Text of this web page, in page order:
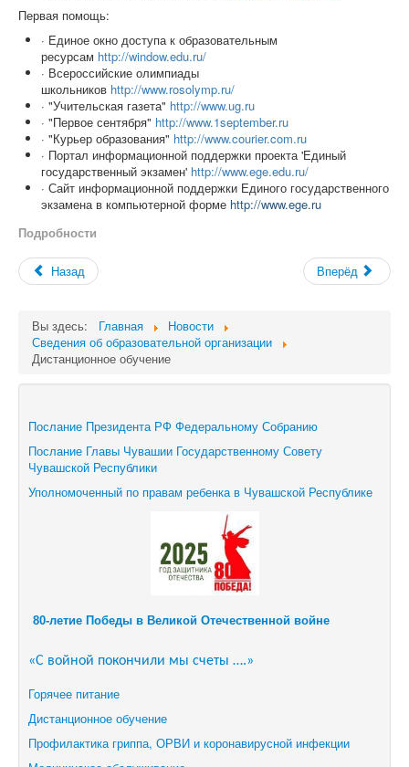
Первая помощь:
· Единое окно доступа к образовательным
ресурсам http://window.edu.ru/
· Всероссийские олимпиады
школьников http://www.rosolymp.ru/
· "Учительская газета" http://www.ug.ru
· "Первое сентября" http://www.1september.ru
· "Курьер образования" http://www.courier.com.ru
· Портал информационной поддержки проекта 'Единый
государственный экзамен' http://www.ege.edu.ru/
· Сайт информационной поддержки Единого государственного
экзамена в компьютерной форме http://www.ege.ru
Подробности
Назад Вперёд
Вы здесь: Главная
Новости
Сведения об образовательной организации
Дистанционное обучение
Послание Президента РФ Федеральному Собранию
Послание Главы Чувашии Государственному Совету
Чувашской Республики
Уполномоченный по правам ребенка в Чувашской Республике
80-летие Победы в Великой Отечественной войне
«С войной покончили мы счеты ….»
Горячее питание
Дистанционное обучение
Профилактика гриппа, ОРВИ и коронавирусной инфекции